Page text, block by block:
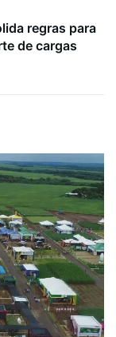
regras para
de cargas